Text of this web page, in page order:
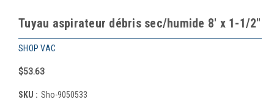
Tuyau aspirateur débris sec/humide 8' x 1-1/2"
SHOP VAC
$53.63
SKU : Sho-9050533